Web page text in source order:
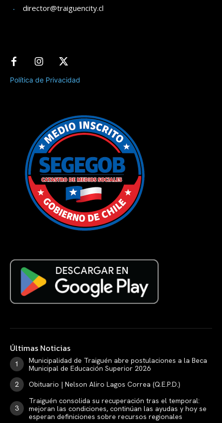
director@traiguencity.cl
Política de Privacidad
Últimas Noticias
Municipalidad de Traiguén abre postulaciones a la Beca
Municipal de Educación Superior 2026
Obituario | Nelson Aliro Lagos Correa (Q.E.P.D.)
Traiguén consolida su recuperación tras el temporal:
mejoran las condiciones, continúan las ayudas y hoy se
esperan definiciones sobre recursos regionales